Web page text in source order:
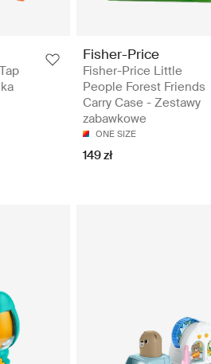
Fisher-Price
Fisher-Price Little
People Forest Friends
Carry Case - Zestawy
zabawkowe
ONE SIZE
149 zł